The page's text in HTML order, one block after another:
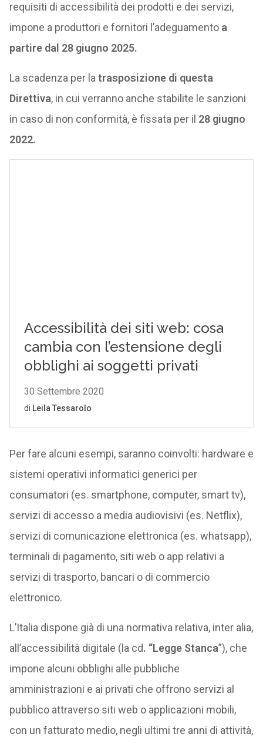
requisiti di accessibilità dei prodotti e dei servizi,
impone a produttori e fornitori l’adeguamento a
partire dal 28 giugno 2025.
La scadenza per la trasposizione di questa
Direttiva, in cui verranno anche stabilite le sanzioni
in caso di non conformità, è fissata per il 28 giugno
2022.
Per fare alcuni esempi, saranno coinvolti: hardware e
sistemi operativi informatici generici per
consumatori (es. smartphone, computer, smart tv),
servizi di accesso a media audiovisivi (es. Netflix),
servizi di comunicazione elettronica (es. whatsapp),
terminali di pagamento, siti web o app relativi a
servizi di trasporto, bancari o di commercio
elettronico.
L’Italia dispone già di una normativa relativa, inter alia,
all’accessibilità digitale (la cd. “Legge Stanca”), che
impone alcuni obblighi alle pubbliche
amministrazioni e ai privati che offrono servizi al
pubblico attraverso siti web o applicazioni mobili,
con un fatturato medio, negli ultimi tre anni di attività,